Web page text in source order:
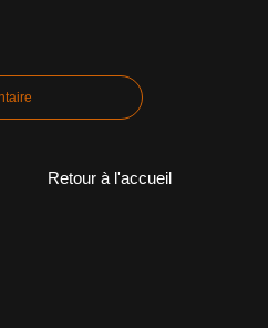
Retour à l'accueil